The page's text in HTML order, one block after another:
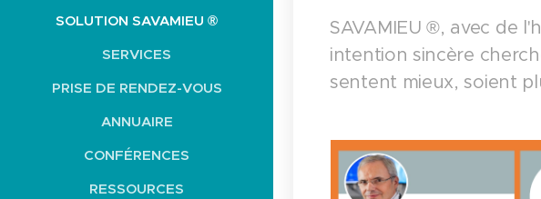
SOLUTION SAVAMIEU ®
SERVICES
PRISE DE RENDEZ-VOUS
ANNUAIRE
CONFÉRENCES
RESSOURCES
SAVAMIEU ®, avec de
intention sincère
sentent mieux, soient